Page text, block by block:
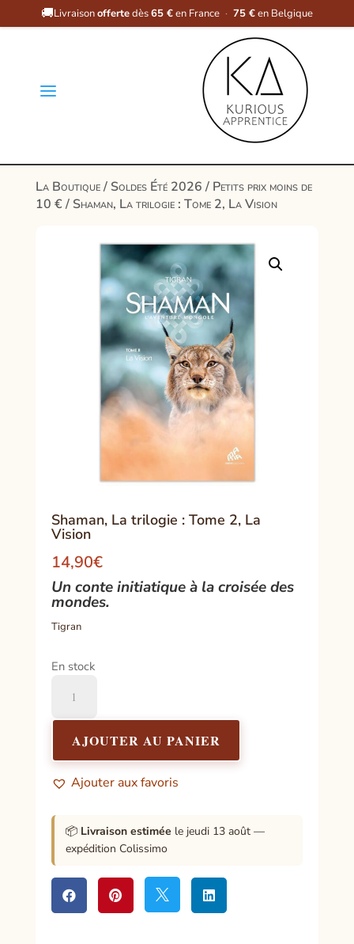
🚚Livraisonoffertedès65 €en France · 75 €en Belgique
a
La Boutique/ Soldes Été 2026/ Petits prix moins de
10 €/ Shaman, La trilogie : Tome 2, La Vision
Shaman, La trilogie : Tome 2, La
Vision
14,90€
Un conte initiatique à la croisée des
mondes.
Tigran
En stock
Shaman,
trilogie
Tome
La
Vision
AJOUTER AU PANIER
Ajouter aux favoris
📦 Livraison estimée le jeudi 13 août —
expédition Colissimo
   